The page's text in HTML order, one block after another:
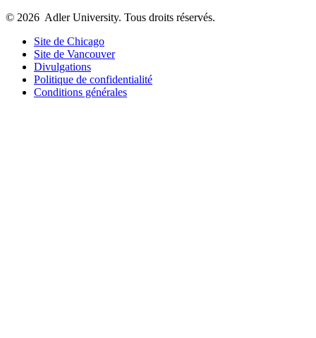
© 2026 Adler University. Tous droits réservés.
Site de Chicago
Site de Vancouver
Divulgations
Politique de confidentialité
Conditions générales